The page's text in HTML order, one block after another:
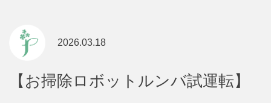
2026.03.18
【お掃除ロボットルンバ試運転】